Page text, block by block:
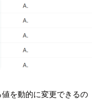
を動的に変更できるの